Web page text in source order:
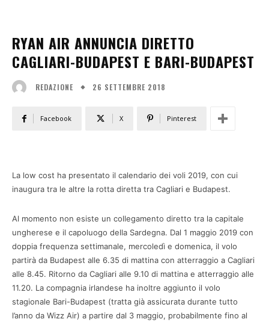
RYAN AIR ANNUNCIA DIRETTO
CAGLIARI-BUDAPEST E BARI-BUDAPEST
REDAZIONE 26 SETTEMBRE 2018
Facebook X Pinterest
La low cost ha presentato il calendario dei voli 2019, con cui
inaugura tra le altre la rotta diretta tra Cagliari e Budapest.
Al momento non esiste un collegamento diretto tra la capitale
ungherese e il capoluogo della Sardegna. Dal 1 maggio 2019 con
doppia frequenza settimanale, mercoledì e domenica, il volo
partirà da Budapest alle 6.35 di mattina con atterraggio a Cagliari
alle 8.45. Ritorno da Cagliari alle 9.10 di mattina e atterraggio alle
11.20. La compagnia irlandese ha inoltre aggiunto il volo
stagionale Bari-Budapest (tratta già assicurata durante tutto
l’anno da Wizz Air) a partire dal 3 maggio, probabilmente fino al